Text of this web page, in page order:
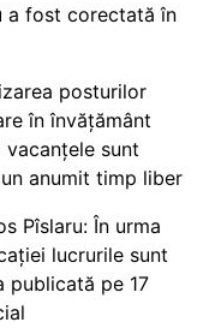
a fost corectată în
posturilor
în învățământ
sunt
anumit timp liber
Pîslaru: În urma
lucrurile sunt
publicată pe 17